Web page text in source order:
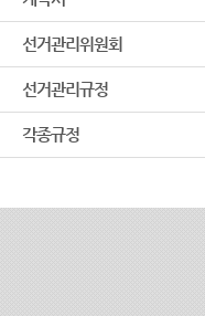
선거관리위원회
선거관리규정
각종규정